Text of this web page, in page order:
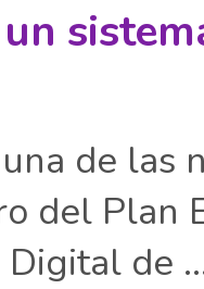
de las
del Plan
de